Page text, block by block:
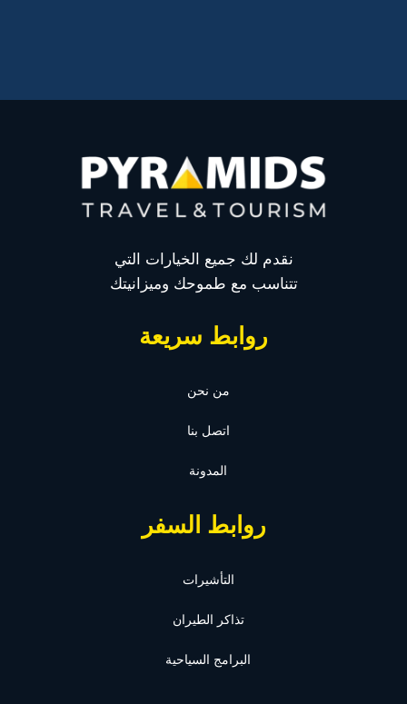
نقدم لك جميع الخيارات التي
تتناسب مع طموحك وميزانيتك
روابط سريعة
من نحن
اتصل بنا
المدونة
روابط السفر
التأشيرات
تذاكر الطيران
البرامج السياحية